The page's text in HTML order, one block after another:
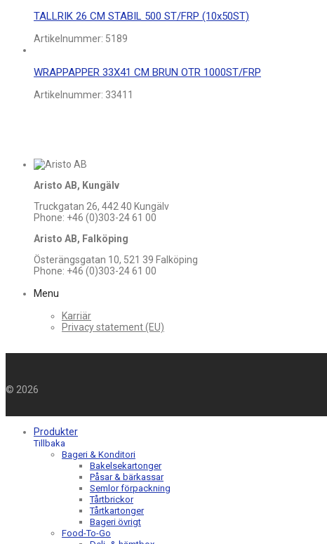
TALLRIK 26 CM STABIL 500 ST/FRP (10x50ST)
Artikelnummer: 5189
WRAPPAPPER 33X41 CM BRUN OTR 1000ST/FRP
Artikelnummer: 33411
Aristo AB, Kungälv
Truckgatan 26, 442 40 Kungälv
Phone: +46 (0)303-24 61 00
Aristo AB, Falköping
Österängsgatan 10, 521 39 Falköping
Phone: +46 (0)303-24 61 00
Menu
Karriär
Privacy statement (EU)
© 2026
Produkter
Tillbaka
Bageri & Konditori
Bakelsekartonger
Påsar & bärkassar
Semlor förpackning
Tårtbrickor
Tårtkartonger
Bageri övrigt
Food-To-Go